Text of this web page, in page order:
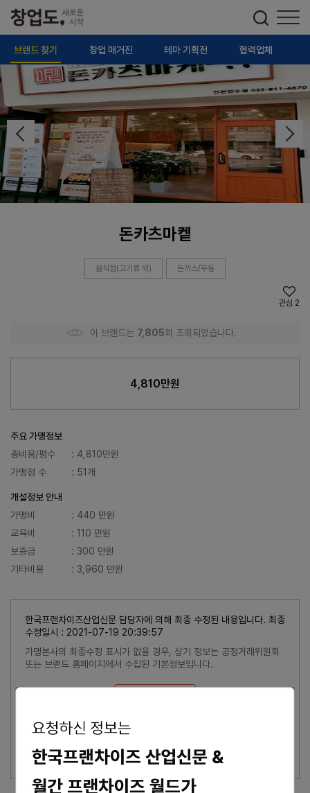
브랜드 찾기 창업 매거진 테마 기획전 협력업체
돈카츠마켙
음식점(고기류 외) 돈까스/우동
관심 2
이 브랜드는 7,805회 조회되었습니다.
4,810만원
주요 가맹정보
총비용/평수
: 4,810만원
가맹점 수
: 51개
개설정보 안내
가맹비
: 440 만원
교육비
: 110 만원
보증금
: 300 만원
기타비용
: 3,960 만원
한국프랜차이즈산업신문 담당자에 의해 최종 수정된 내용입니다. 최종
수정일시 : 2021-07-19 20:39:57
가맹본사의 최종수정 표시가 없을 경우, 상기 정보는 공정거래위원회
또는 브랜드 홈페이지에서 수집된 기본정보입니다.
이 브랜드의 담당자이신가요?
브랜드 관리 바로가기 >